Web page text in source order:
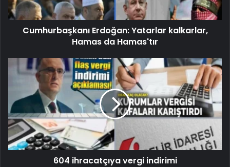
Cumhurbaşkanı Erdoğan: Yatarlar kalkarlar,
Hamas da Hamas'tır
604 ihracatçıya vergi indirimi